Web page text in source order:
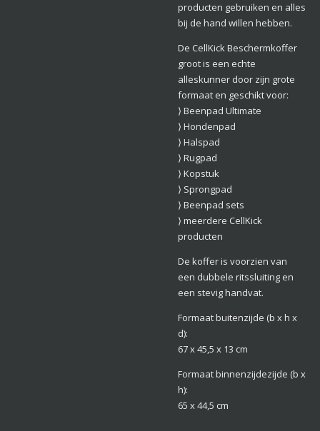
producten gebruiken en alles
bij de hand willen hebben.
De CellKick Beschermkoffer
groot is een echte
alleskunner door zijn grote
formaat en geschikt voor:
⟩ Beenpad Ultimate
⟩ Hondenpad
⟩ Halspad
⟩ Rugpad
⟩ Kopstuk
⟩ Sprongpad
⟩ Beenpad sets
⟩ meerdere CellKick
producten
De koffer is voorzien van
een dubbele ritssluiting en
een stevig handvat.
Formaat buitenzijde (b x h x
d):
67 x 45,5 x 13 cm
Formaat binnenzijdezijde (b x
h):
65 x 44,5 cm